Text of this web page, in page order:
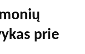
prie